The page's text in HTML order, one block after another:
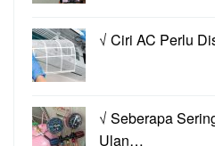
√ Ciri AC Perlu
√ Seberapa
Ulan…